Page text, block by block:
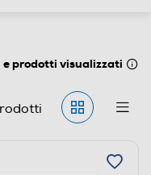
e prodotti visualizzati